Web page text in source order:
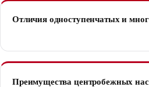
Отличия одноступенчатых и
Преимущества центробежных